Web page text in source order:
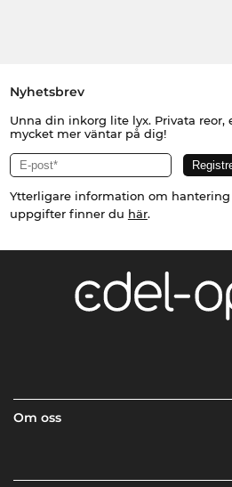
Nyhetsbrev
Unna din inkorg lite lyx. Privata reor,
mycket mer väntar på dig!
Ytterligare information om
uppgifter finner du här.
Om oss